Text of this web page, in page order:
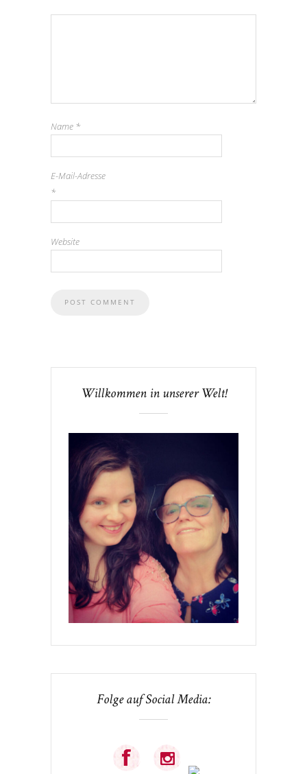
Name *
E-Mail-Adresse
*
Website
Willkommen in unserer Welt!
Folge auf Social Media: